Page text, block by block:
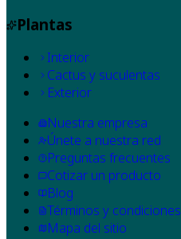
Plantas
Interior
Cactus y suculentas
Exterior
Nuestra empresa
Únete a nuestra red
Preguntas frecuentes
Cotizar un producto
Blog
Términos y condiciones
Mapa del sitio